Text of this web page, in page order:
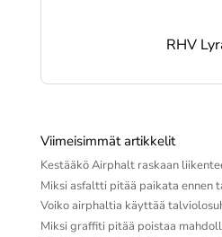
RHV
Viimeisimmät artikkelit
Kestääkö Airphalt raskaan
Miksi asfaltti pitää paikata ennen
Voiko airphaltia käyttää
Miksi graffiti pitää poistaa